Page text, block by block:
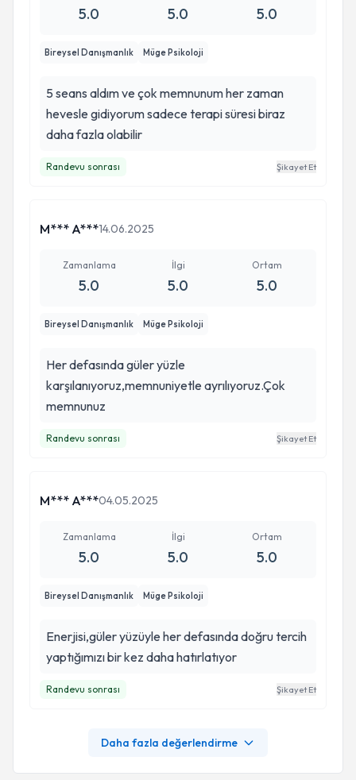
5.0 5.0 5.0
Bireysel Danışmanlık Müge Psikoloji
5 seans aldım ve çok memnunum her zaman
hevesle gidiyorum sadece terapi süresi biraz
daha fazla olabilir
Randevu sonrası Şikayet Et
M*** A***14.06.2025
Zamanlama
5.0
İlgi
5.0
Ortam
5.0
Bireysel Danışmanlık Müge Psikoloji
Her defasında güler yüzle
karşılanıyoruz,memnuniyetle ayrılıyoruz.Çok
memnunuz
Randevu sonrası Şikayet Et
M*** A***04.05.2025
Zamanlama
5.0
İlgi
5.0
Ortam
5.0
Bireysel Danışmanlık Müge Psikoloji
Enerjisi,güler yüzüyle her defasında doğru tercih
yaptığımızı bir kez daha hatırlatıyor
Randevu sonrası Şikayet Et
Daha fazla değerlendirme